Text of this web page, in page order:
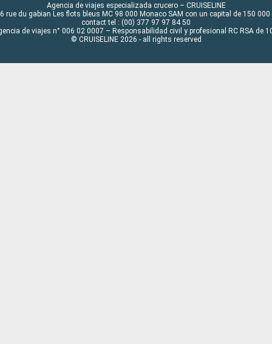
Agencia de viajes especializada crucero – CRUISELINE
rue du gabian Les flots bleus MC 98 000 Monaco SAM con un capital de 150 000
contact tel : (00) 377 97 97 84 50
de viajes n° 006 02 0007 – Responsabilidad civil y profesional RC RSA de
© CRUISELINE 2026 - all rights reserved